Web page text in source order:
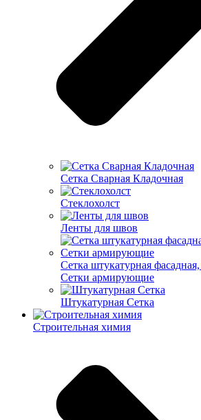
Cетка Сварная Кладочная
Cтеклохолст
Ленты для швов
Сетка штукатурная
Сетки армирующие
Штукатурная Сетка
Строительная химия